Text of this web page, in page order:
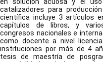
catalizadores para
científica incluye 3 artículos
capítulos de libros, y
congresos nacionales e
como docente a nivel
instituciones por más de 4
tesis de maestría de